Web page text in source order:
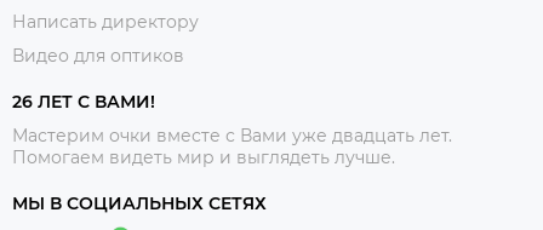
Написать директору
Видео для оптиков
26 ЛЕТ С ВАМИ!
Мастерим очки вместе с Вами уже двадцать лет.
Помогаем видеть мир и выглядеть лучше.
МЫ В СОЦИАЛЬНЫХ СЕТЯХ